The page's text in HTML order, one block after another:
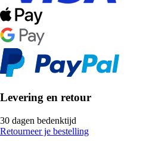
Levering en retour
30 dagen bedenktijd
Retourneer je bestelling